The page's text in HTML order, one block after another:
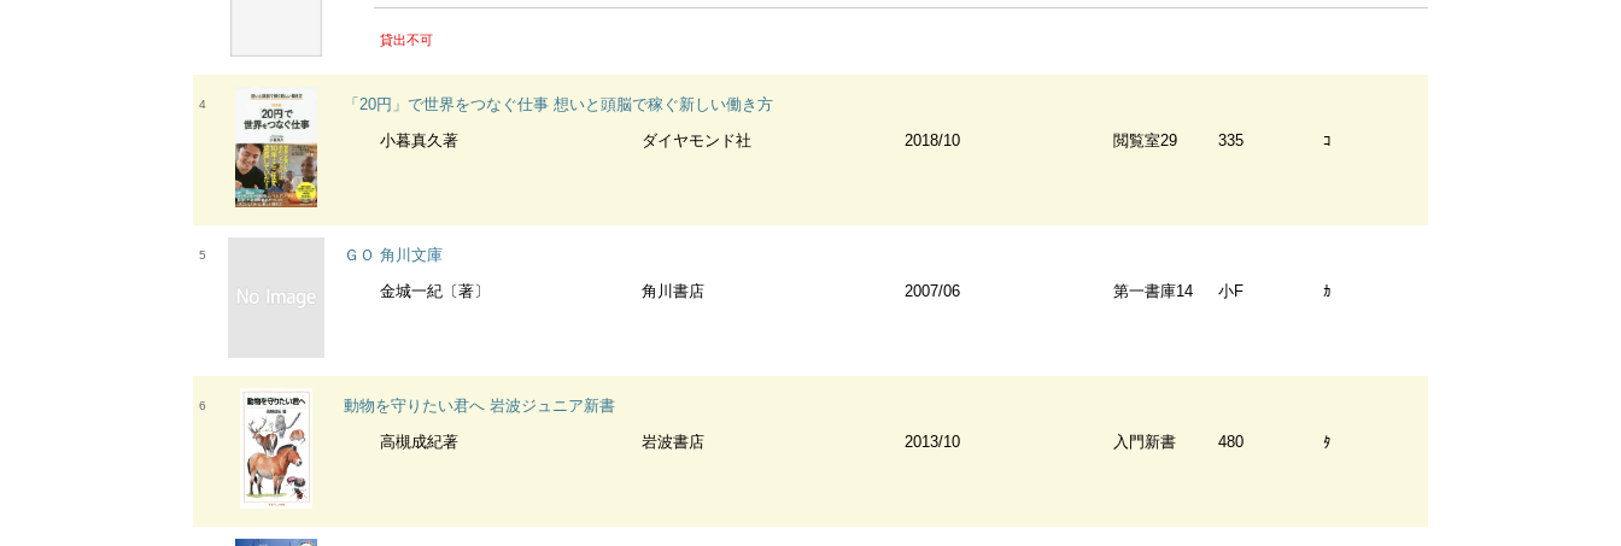
貸出不可
4
「20円」で世界をつなぐ仕事 想いと頭脳で稼ぐ新しい働き方
小暮真久著
ダイヤモンド社 2018/10 閲覧室29 335 ｺ
5
ＧＯ 角川文庫
金城一紀〔著〕
角川書店 2007/06 第一書庫14 小F ｶ
6
動物を守りたい君へ 岩波ジュニア新書
高槻成紀著
岩波書店 2013/10 入門新書 480 ﾀ